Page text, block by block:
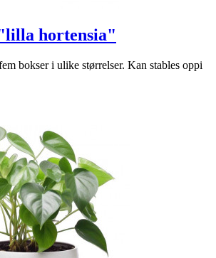
hortensia"
bokser i ulike størrelser. Kan stables oppi